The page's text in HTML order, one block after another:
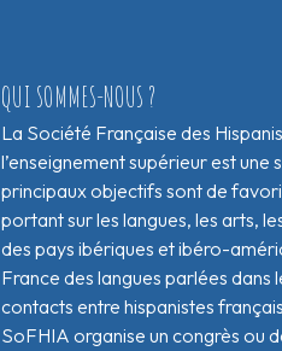
QUI SOMMES-NOUS ?
La Société Française des
l’enseignement supérieur est
principaux objectifs sont de
portant sur les langues, les arts,
des pays ibériques et ibéro-
France des langues parlées dans
contacts entre hispanistes
SoFHIA organise un congrès ou